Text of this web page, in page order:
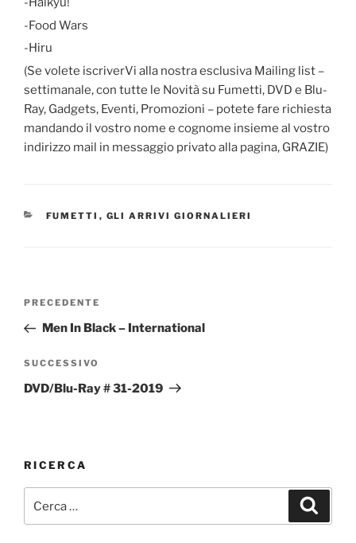
-Food Wars
-Hiru
(Se volete iscriverVi alla nostra esclusiva Mailing list –
settimanale, con tutte le Novità su Fumetti, DVD e Blu-
Ray, Gadgets, Eventi, Promozioni – potete fare richiesta
mandando il vostro nome e cognome insieme al vostro
indirizzo mail in messaggio privato alla pagina, GRAZIE)
CATEGORIE
FUMETTI , GLI ARRIVI GIORNALIERI
Navigazione
Articolo
precedente:
PRECEDENTE
Men In Black – International
Articolo
successivo
SUCCESSIVO
DVD/Blu-Ray # 31-2019
RICERCA